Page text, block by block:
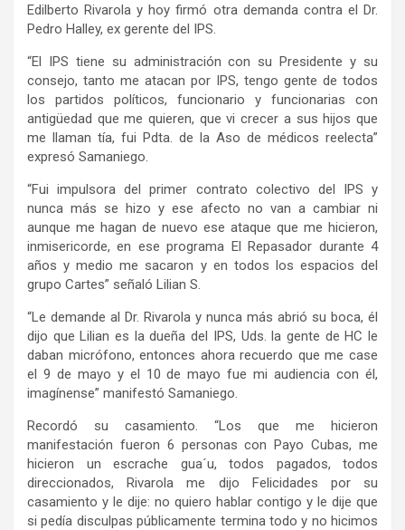
Edilberto Rivarola y hoy firmó otra demanda contra el Dr.
Pedro Halley, ex gerente del IPS.
“El IPS tiene su administración con su Presidente y su
consejo, tanto me atacan por IPS, tengo gente de todos
los partidos políticos, funcionario y funcionarias con
antigüedad que me quieren, que vi crecer a sus hijos que
me llaman tía, fui Pdta. de la Aso de médicos reelecta”
expresó Samaniego.
“Fui impulsora del primer contrato colectivo del IPS y
nunca más se hizo y ese afecto no van a cambiar ni
aunque me hagan de nuevo ese ataque que me hicieron,
inmisericorde, en ese programa El Repasador durante 4
años y medio me sacaron y en todos los espacios del
grupo Cartes” señaló Lilian S.
“Le demande al Dr. Rivarola y nunca más abrió su boca, él
dijo que Lilian es la dueña del IPS, Uds. la gente de HC le
daban micrófono, entonces ahora recuerdo que me case
el 9 de mayo y el 10 de mayo fue mi audiencia con él,
imagínense” manifestó Samaniego.
Recordó su casamiento. “Los que me hicieron
manifestación fueron 6 personas con Payo Cubas, me
hicieron un escrache gua´u, todos pagados, todos
direccionados, Rivarola me dijo Felicidades por su
casamiento y le dije: no quiero hablar contigo y le dije que
si pedía disculpas públicamente termina todo y no hicimos